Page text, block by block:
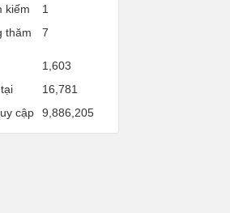
kiếm
1
thăm
7
1,603
16,781
cập
9,886,205